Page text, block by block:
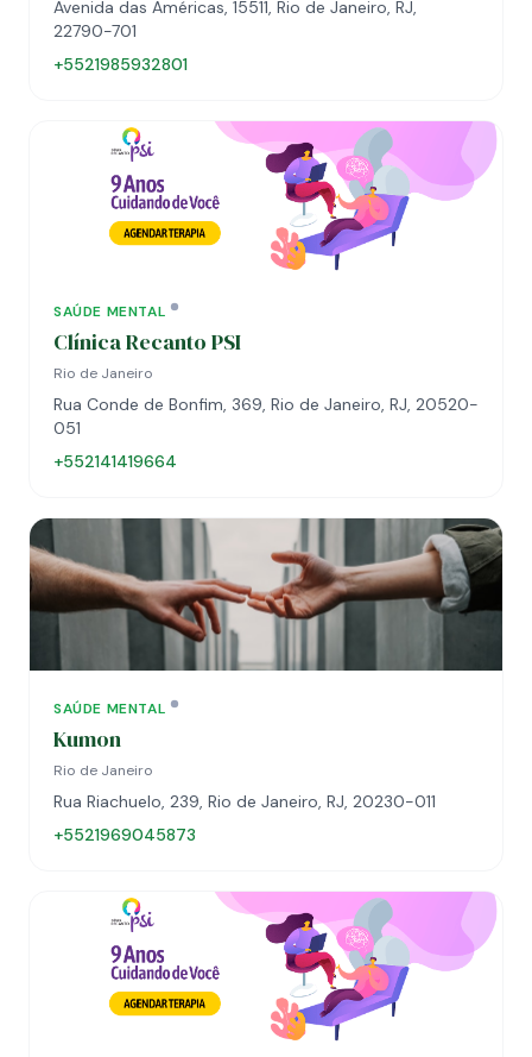
Avenida das Américas, 15511, Rio de Janeiro, RJ,
22790-701
+5521985932801
SAÚDE MENTAL
Clínica Recanto PSI
Rio de Janeiro
Rua Conde de Bonfim, 369, Rio de Janeiro, RJ, 20520-
051
+552141419664
SAÚDE MENTAL
Kumon
Rio de Janeiro
Rua Riachuelo, 239, Rio de Janeiro, RJ, 20230-011
+5521969045873